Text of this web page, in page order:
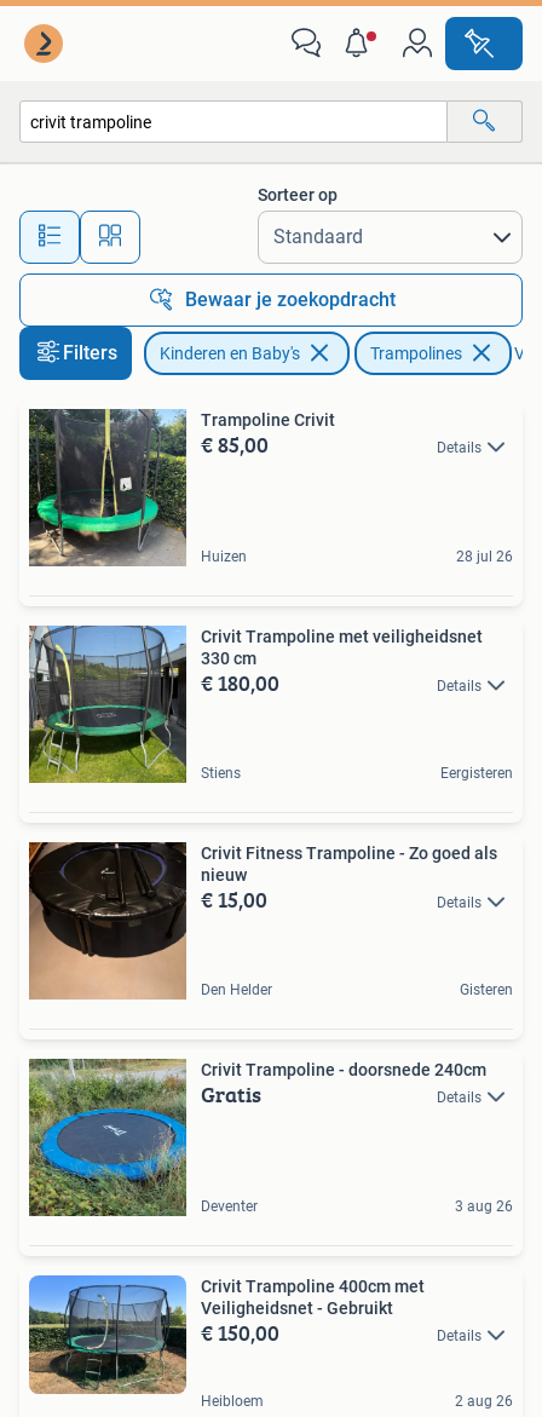
Alle afstanden…
Sorteer op
Bewaar je zoekopdracht
Filters Kinderen en Baby's Trampolines
Trampoline Crivit
€ 85,00 Details
Huizen 28 jul 26
Crivit Trampoline met veiligheidsnet
330 cm
€ 180,00 Details
Stiens Eergisteren
Crivit Fitness Trampoline - Zo goed als
nieuw
€ 15,00 Details
Den Helder Gisteren
Crivit Trampoline - doorsnede 240cm
Gratis Details
Deventer 3 aug 26
Crivit Trampoline 400cm met
Veiligheidsnet - Gebruikt
€ 150,00 Details
Heibloem 2 aug 26